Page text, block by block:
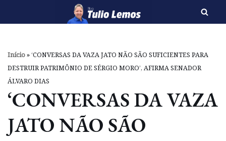
o
conteúdo
Início»‘CONVERSAS DA VAZA JATO NÃO SÃO SUFICIENTES PARA
DESTRUIR PATRIMÔNIO DE SÉRGIO MORO’, AFIRMA SENADOR
ÁLVARO DIAS
‘CONVERSAS DA VAZA
JATO NÃO SÃO